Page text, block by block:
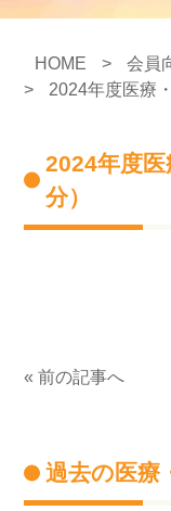
HOME > 会員
>
2024年度医療
2024年度医
分）
« 前の記事へ
過去の医療